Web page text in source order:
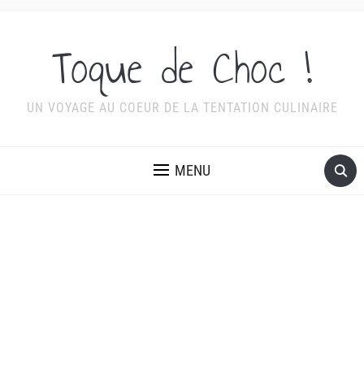
Toque de Choc !
UN VOYAGE AU COEUR DE LA TENTATION CULINAIRE
MENU